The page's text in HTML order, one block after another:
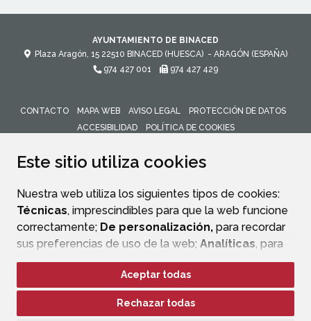
Este sitio utiliza cookies
Nuestra web utiliza los siguientes tipos de cookies:
Técnicas, imprescindibles para que la web funcione
correctamente; De personalización, para recordar
sus preferencias de uso de la web; Analíticas, para
mejorar el funcionamiento de la web y sus servicios.
Si acepta pulsando el botón“Aceptar todas”
consideramos que acepta su uso. Si pulsa el botón
Aceptar todas
Rechazar todas
AYUNTAMIENTO DE BINACED
Plaza Aragón, 15 22510 BINACED (HUESCA) - ARAGÓN (ESPAÑA)
974 427 001
974 427 429
CONTACTO MAPA WEB AVISO LEGAL
PROTECCIÓN DE DATOS
ACCESIBILIDAD
POLÍTICA DE COOKIES